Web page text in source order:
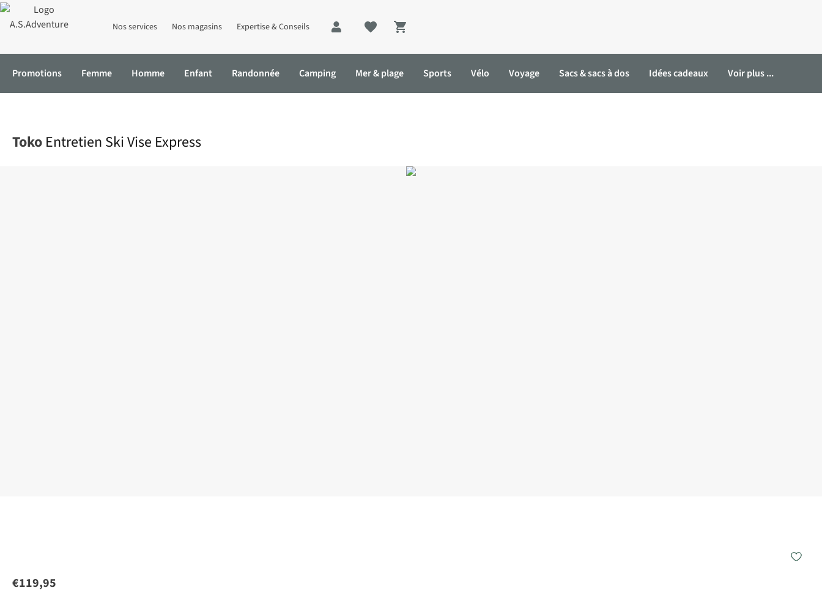
Nos services Nos magasins Expertise & Conseils
Shopping cart
Promotions Femme Homme Enfant Randonnée Camping Mer & plage Sports Vélo Voyage Sacs & sacs à dos Idées cadeaux Voir plus ...
Toko Entretien Ski Vise Express
€119,95